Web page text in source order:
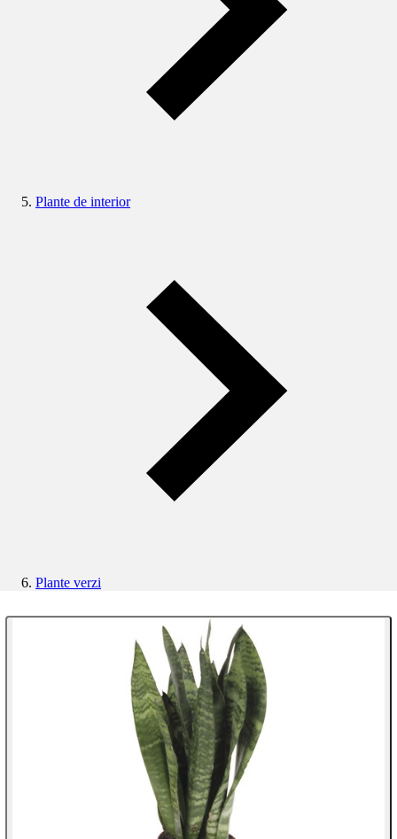
Plante de interior
Plante verzi